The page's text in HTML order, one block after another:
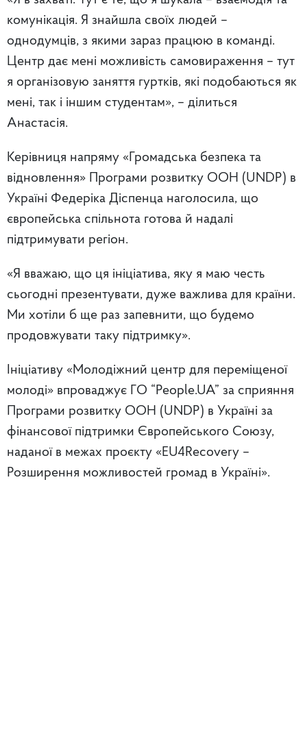
комунікація. Я знайшла своїх людей –
однодумців, з якими зараз працюю в команді.
Центр дає мені можливість самовираження – тут
я організовую заняття гуртків, які подобаються як
мені, так і іншим студентам», – ділиться
Анастасія.
Керівниця напряму «Громадська безпека та
відновлення» Програми розвитку ООН (UNDP) в
Україні Федеріка Діспенца наголосила, що
європейська спільнота готова й надалі
підтримувати регіон.
«Я вважаю, що ця ініціатива, яку я маю честь
сьогодні презентувати, дуже важлива для країни.
Ми хотіли б ще раз запевнити, що будемо
продовжувати таку підтримку».
Ініціативу «Молодіжний центр для переміщеної
молоді» впроваджує ГО “People.UA” за сприяння
Програми розвитку ООН (UNDP) в Україні за
фінансової підтримки Європейського Союзу,
наданої в межах проєкту «EU4Recovery –
Розширення можливостей громад в Україні».